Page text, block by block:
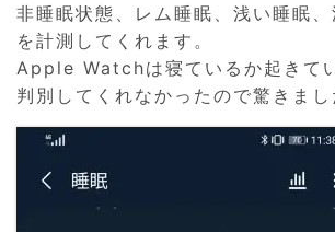
非睡眠状態、レム睡眠、浅い睡眠
を計測してくれます。
Apple Watchは寝ているか起きて
判別してくれなかったので驚きまし